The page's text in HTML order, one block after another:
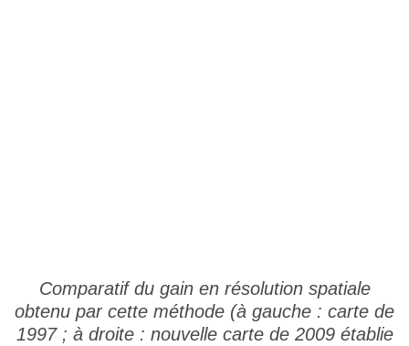
Comparatif du gain en résolution spatiale
obtenu par cette méthode (à gauche : carte de
1997 ; à droite : nouvelle carte de 2009 établie